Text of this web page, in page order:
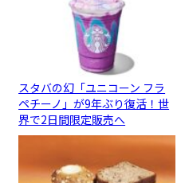
スタバの幻「ユニコーン フラ
ペチーノ」が9年ぶり復活！世
界で2日間限定販売へ